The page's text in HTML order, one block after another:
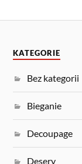
KATEGORIE
Bez kategorii
Bieganie
Decoupage
Desery